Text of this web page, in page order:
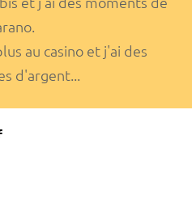
au casino et j'ai des
d'argent...